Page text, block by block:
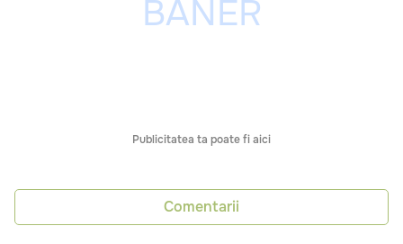
Publicitatea ta poate fi aici
Comentarii